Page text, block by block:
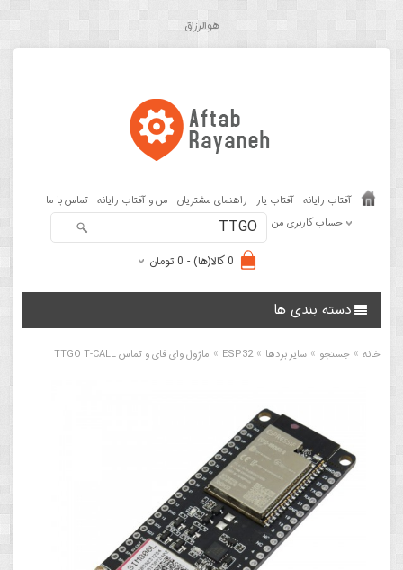
هوالرزاق
آفتاب رایانه آفتاب یار راهنمای مشتریان من و آفتاب رایانه تماس با ما
حساب کاربری من
0 کالا(ها) - 0 تومان
دسته بندی ها
خانه » جستجو » سایر بردها »
ESP32
» ماژول وای فای و تماس TTGO T-CALL